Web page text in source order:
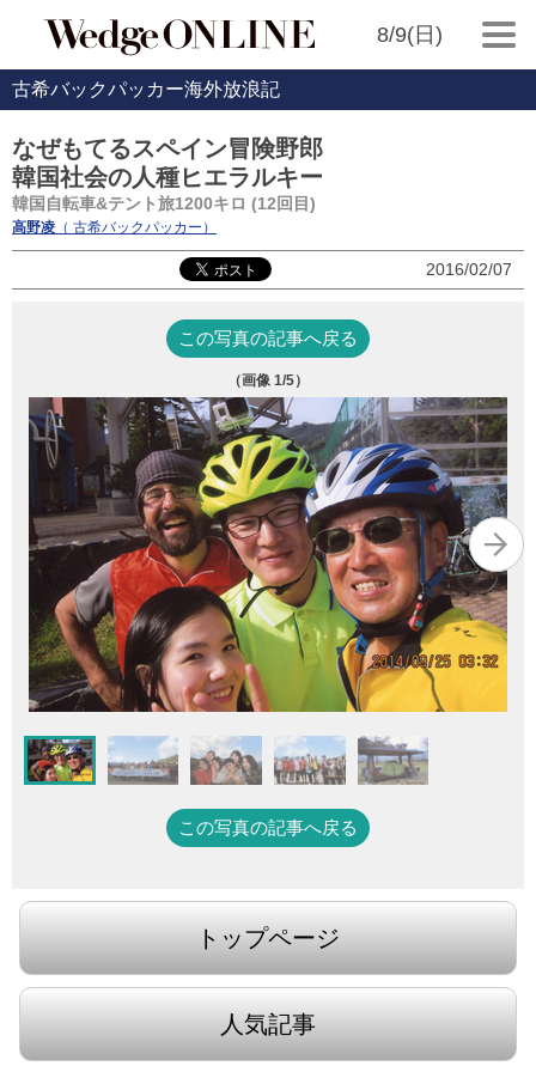
8/9(日)
古希バックパッカー海外放浪記
なぜもてるスペイン冒険野郎
韓国社会の人種ヒエラルキー
韓国自転車&テント旅1200キロ (12回目)
高野凌 （ 古希バックパッカー）
2016/02/07
この写真の記事へ戻る
（画像 1/5）
この写真の記事へ戻る
トップページ
人気記事